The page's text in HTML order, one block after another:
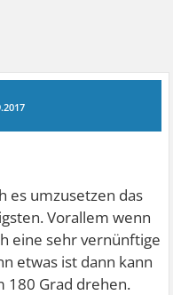
es umzusetzen das
Vorallem wenn
eine sehr vernünftige
etwas ist dann kann
180 Grad drehen.